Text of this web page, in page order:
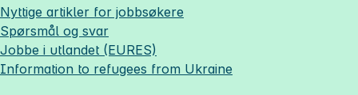
Nyttige artikler for jobbsøkere
Spørsmål og svar
Jobbe i utlandet (EURES)
Information to refugees from Ukraine